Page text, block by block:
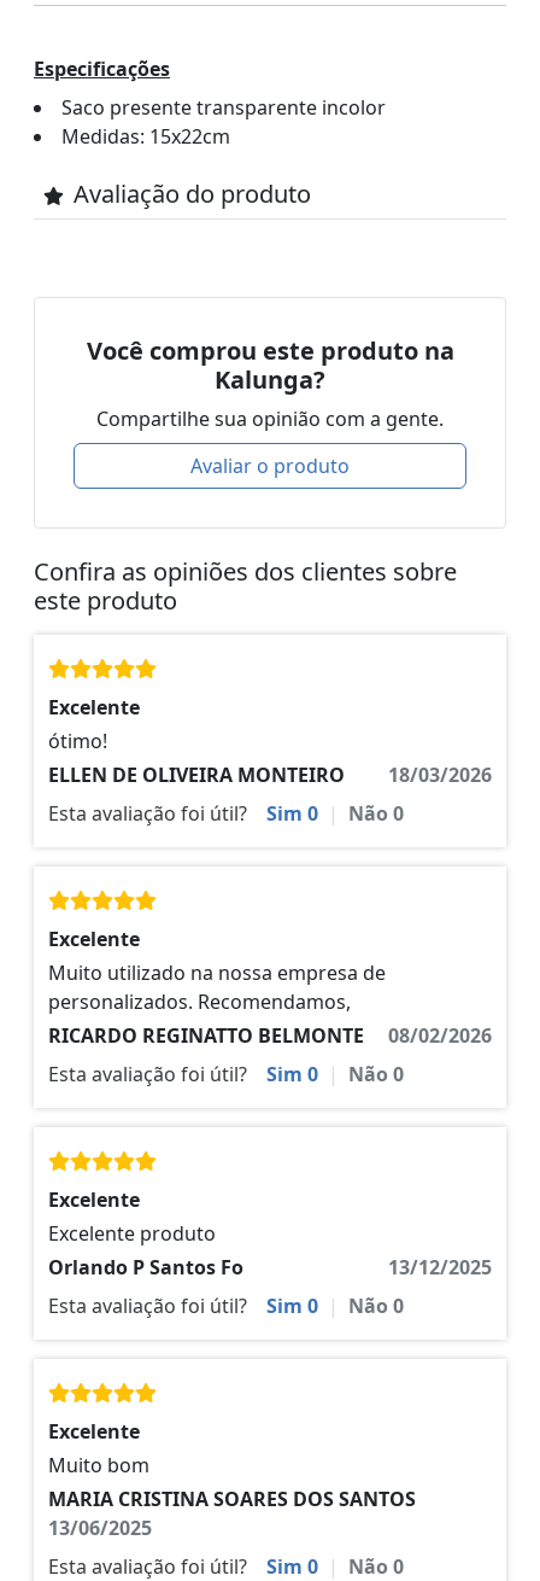
Especificações
Saco presente transparente incolor
Medidas: 15x22cm
Avaliação do produto
Você comprou este produto na
Kalunga?
Compartilhe sua opinião com a gente.
Avaliar o produto
Confira as opiniões dos clientes sobre
este produto
Excelente
ótimo!
ELLEN DE OLIVEIRA MONTEIRO
18/03/2026
Esta avaliação foi útil?
Sim 0 | Não0
Excelente
Muito utilizado na nossa empresa de
personalizados. Recomendamos,
RICARDO REGINATTO BELMONTE
08/02/2026
Esta avaliação foi útil?
Sim 0 | Não0
Excelente
Excelente produto
Orlando P Santos Fo
13/12/2025
Esta avaliação foi útil?
Sim 0 | Não0
Excelente
Muito bom
MARIA CRISTINA SOARES DOS SANTOS
13/06/2025
Esta avaliação foi útil?
Sim 0 | Não0